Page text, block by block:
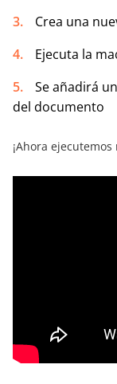
Crea una
Ejecuta la
Se añadirá
del documento
¡Ahora